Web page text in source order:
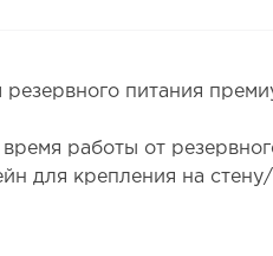
питания
работы от
для крепления на